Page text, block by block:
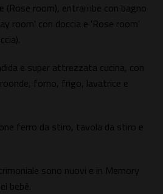
(Rose room), entrambe con bagno
room' con doccia e 'Rose room'
e super attrezzata cucina, con
forno, frigo, lavatrice e
ferro da stiro, tavola da stiro e
sono nuovi e in Memory
bebé.